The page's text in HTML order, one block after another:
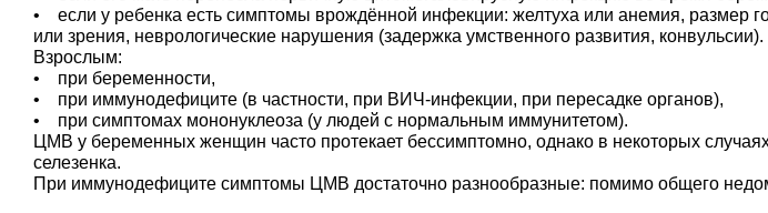
• если у ребенка есть симптомы врождённой инфекции: желтуха или анемия, размер
или зрения, неврологические нарушения (задержка умственного развития, конвульсии).
Взрослым:
• при беременности,
• при иммунодефиците (в частности, при ВИЧ-инфекции, при пересадке органов),
• при симптомах мононуклеоза (у людей с нормальным иммунитетом).
ЦМВ у беременных женщин часто протекает бессимптомно, однако в некоторых
селезенка.
При иммунодефиците симптомы ЦМВ достаточно разнообразные: помимо общего